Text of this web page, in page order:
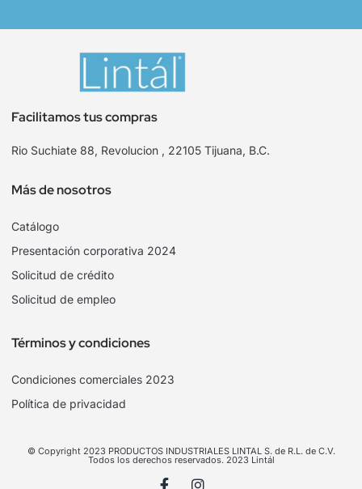
Facilitamos tus compras
Rio Suchiate 88, Revolucion , 22105 Tijuana, B.C.
Más de nosotros
Catálogo
Presentación corporativa 2024
Solicitud de crédito
Solicitud de empleo
Términos y condiciones
Condiciones comerciales 2023
Política de privacidad
© Copyright 2023 PRODUCTOS INDUSTRIALES LINTAL S. de R.L. de C.V.
Todos los derechos reservados. 2023 Lintál